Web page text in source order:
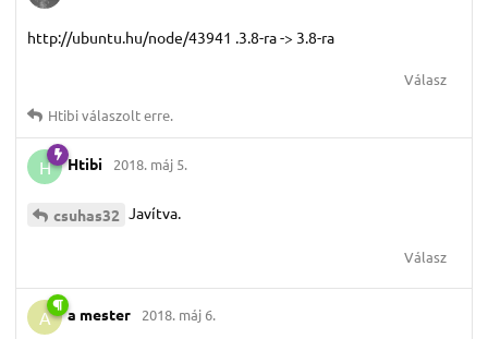
http://ubuntu.hu/node/43941 .3.8-ra -> 3.8-ra
Válasz
Htibiválaszolt erre.
H Htibi 2018. máj 5.
csuhas32 Javítva.
Válasz
A a mester 2018. máj 6.